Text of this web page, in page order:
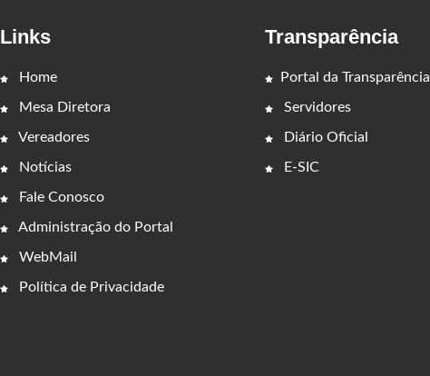
Links
Home
Mesa Diretora
Vereadores
Notícias
Fale Conosco
Administração do Portal
WebMail
Política de Privacidade
Transparência
Portal da Transparência
Servidores
Diário Oficial
E-SIC